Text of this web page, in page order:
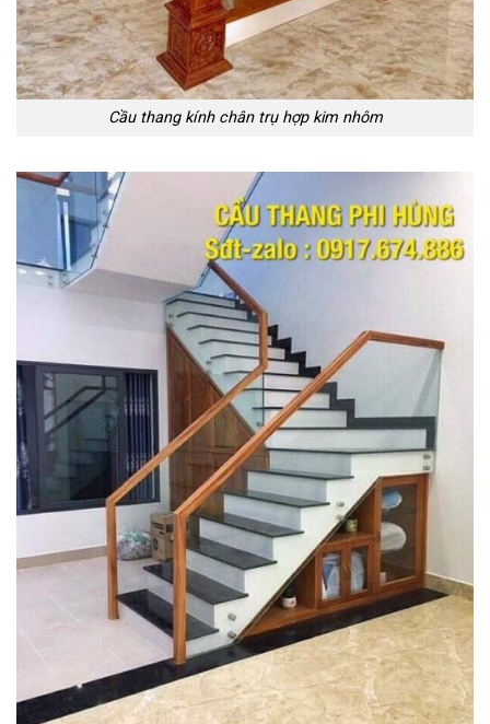
Cầu thang kính chân trụ hợp kim nhôm